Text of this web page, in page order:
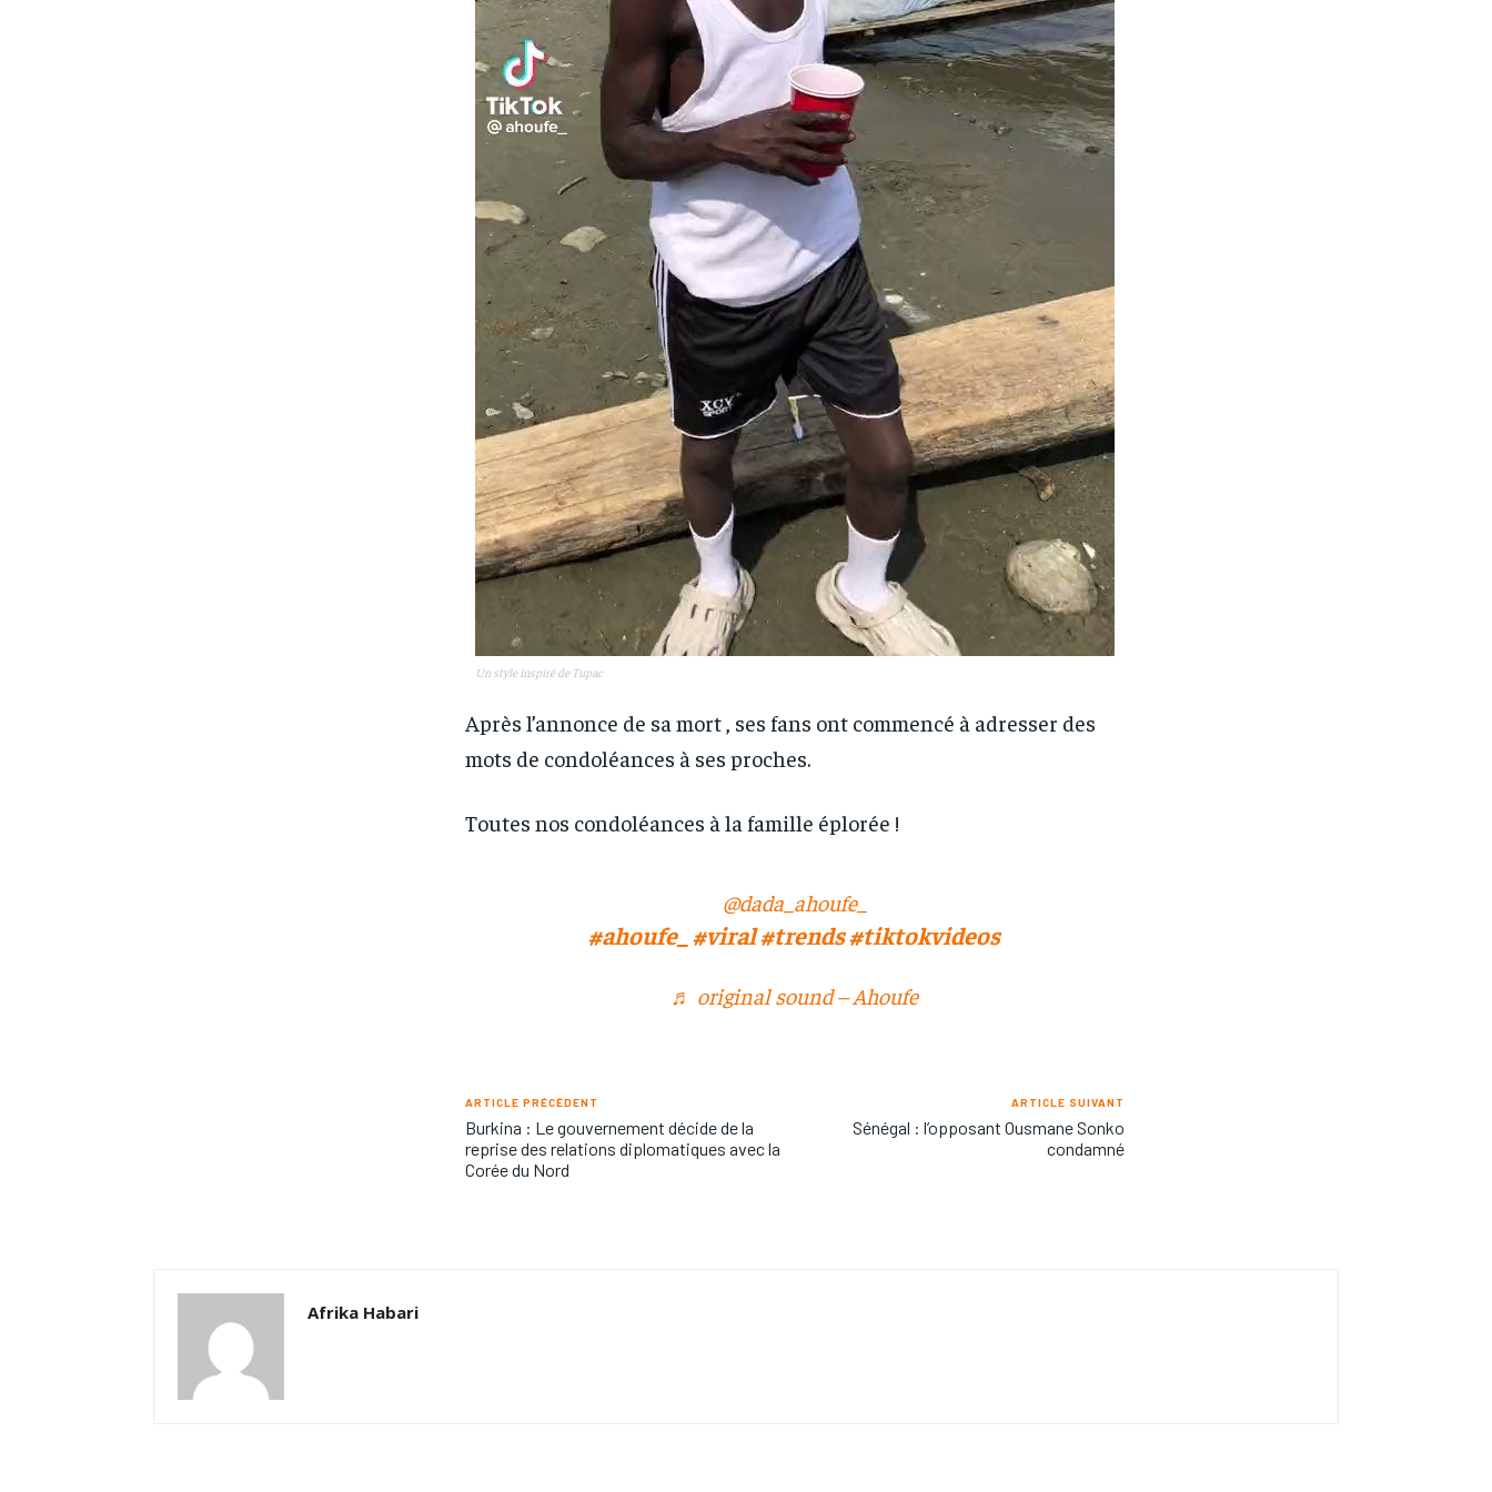
Un style inspiré de Tupac
Après l’annonce de sa mort , ses fans ont commencé à adresser des
mots de condoléances à ses proches.
Toutes nos condoléances à la famille éplorée !
@dada_ahoufe_
#ahoufe_ #viral#trends#tiktokvideos
♬ original sound – Ahoufe
ARTICLE PRÉCÉDENT
Burkina : Le gouvernement décide de la
reprise des relations diplomatiques avec la
Corée du Nord
ARTICLE SUIVANT
Sénégal : l’opposant Ousmane Sonko
condamné
Afrika Habari